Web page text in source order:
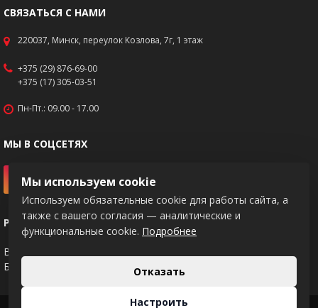
СВЯЗАТЬСЯ С НАМИ
220037, Минск, переулок Козлова, 7г, 1 этаж
+375 (29) 876-69-00
+375 (17) 305-03-51
Пн-Пт.: 09.00 - 17.00
МЫ В СОЦСЕТЯХ
РЕКВИЗИТЫ
BY83PJCB30120217671020000933
Банк: ОАО "Приорбанк", код PJCBBY2X
Мы используем cookie
Используем обязательные cookie для работы сайта, а
также с вашего согласия — аналитические и
функциональные cookie. Подробнее
Отказать
Настроить